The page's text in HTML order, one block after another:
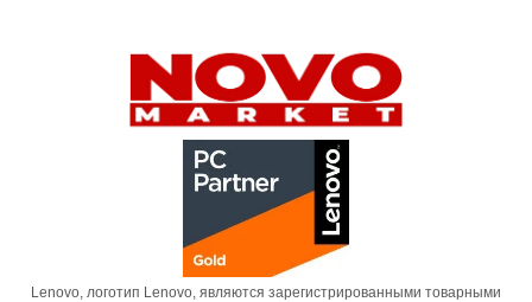
Lenovo, логотип Lenovo, являются зарегистрированными товарными